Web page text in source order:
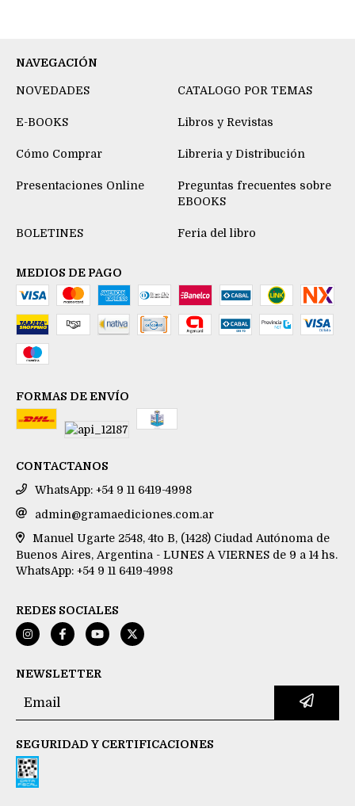
NAVEGACIÓN
NOVEDADES CATALOGO POR TEMAS
E-BOOKS Libros y Revistas
Cómo Comprar Libreria y Distribución
Presentaciones Online
Preguntas frecuentes sobre
EBOOKS
BOLETINES Feria del libro
MEDIOS DE PAGO
FORMAS DE ENVÍO
CONTACTANOS
WhatsApp: +54 9 11 6419-4998
admin@gramaediciones.com.ar
Manuel Ugarte 2548, 4to B, (1428) Ciudad Autónoma de
Buenos Aires, Argentina - LUNES A VIERNES de 9 a 14 hs.
WhatsApp: +54 9 11 6419-4998
REDES SOCIALES
NEWSLETTER
SEGURIDAD Y CERTIFICACIONES